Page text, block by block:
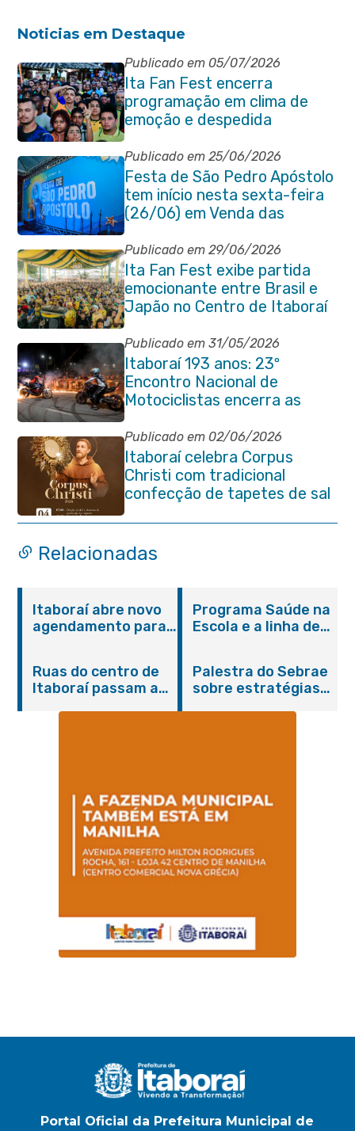
Noticias em Destaque
Publicado em 05/07/2026
Ita Fan Fest encerra
programação em clima de
emoção e despedida
Publicado em 25/06/2026
Festa de São Pedro Apóstolo
tem início nesta sexta-feira
(26/06) em Venda das
Pedras
Publicado em 29/06/2026
Ita Fan Fest exibe partida
emocionante entre Brasil e
Japão no Centro de Itaboraí
Publicado em 31/05/2026
Itaboraí 193 anos: 23º
Encontro Nacional de
Motociclistas encerra as
comemorações do
aniversário da cidade
Publicado em 02/06/2026
Itaboraí celebra Corpus
Christi com tradicional
confecção de tapetes de sal
e programação religiosa na
Avenida 22 de Maio
Relacionadas
Itaboraí abre novo
agendamento para
Programa Saúde na
Escola e a linha de
promovem
conscientização
sobre hanseníase
Ruas do centro de
Itaboraí passam a
Palestra do Sebrae
sobre estratégias
Portal Oficial da Prefeitura Municipal de